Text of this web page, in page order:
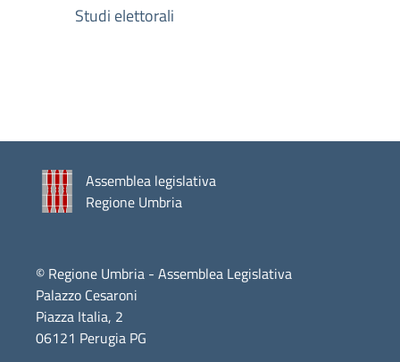
Studi elettorali
Assemblea legislativa
Regione Umbria
© Regione Umbria - Assemblea Legislativa
Palazzo Cesaroni
Piazza Italia, 2
06121 Perugia PG